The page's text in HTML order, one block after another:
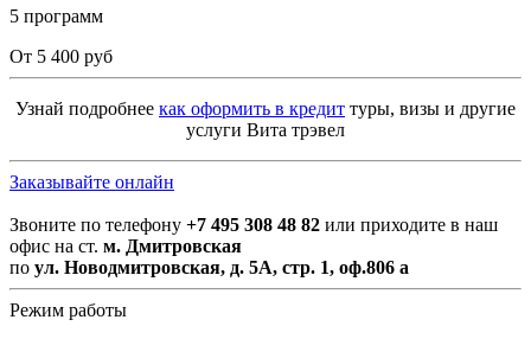
5 программ
От 5 400 руб
Узнай подробнее как оформить в кредит туры, визы и другие
услуги Вита трэвел
Заказывайте онлайн
Звоните по телефону +7 495 308 48 82 или приходите в наш
офис на ст. м. Дмитровская
по ул. Новодмитровская, д. 5А, стр. 1, оф.806 а
Режим работы